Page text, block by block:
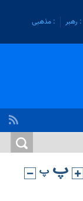
: رهبر
: مذهبی